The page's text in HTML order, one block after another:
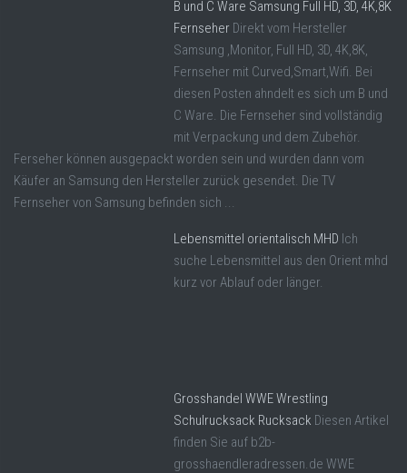
B und C Ware Samsung Full HD, 3D, 4K,8K
Fernseher Direkt vom Hersteller
Samsung ,Monitor, Full HD, 3D, 4K,8K,
Fernseher mit Curved,Smart,Wifi. Bei
diesen Posten ahndelt es sich um B und
C Ware. Die Fernseher sind vollständig
mit Verpackung und dem Zubehör.
Ferseher können ausgepackt worden sein und wurden dann vom
Käufer an Samsung den Hersteller zurück gesendet. Die TV
Fernseher von Samsung befinden sich ...
Lebensmittel orientalisch MHD Ich
suche Lebensmittel aus den Orient mhd
kurz vor Ablauf oder länger.
Grosshandel WWE Wrestling
Schulrucksack Rucksack Diesen Artikel
finden Sie auf b2b-
grosshaendleradressen.de WWE